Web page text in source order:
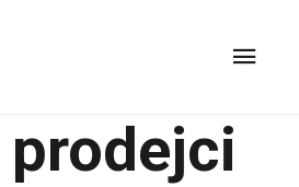
prodejci